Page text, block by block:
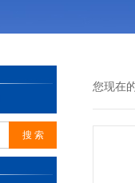
您现在